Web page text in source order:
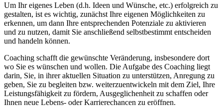
Um Ihr eigenes Leben (d.h. Ideen und Wünsche, etc.) erfolgreich zu
gestalten, ist es wichtig, zunächst Ihre eigenen Möglichkeiten zu
erkennen, um dann Ihre entsprechenden Potenziale zu aktivieren
und zu nutzen, damit Sie anschließend selbstbestimmt entscheiden
und handeln können.
Coaching schafft die gewünschte Veränderung, insbesondere dort
wo Sie es wünschen und wollen. Die Aufgabe des Coaching liegt
darin, Sie, in ihrer aktuellen Situation zu unterstützen, Anregung zu
geben, Sie zu begleiten bzw. weiterzuentwickeln mit dem Ziel, Ihre
Leistungsfähigkeit zu fördern, Ausgeglichenheit zu schaffen oder
Ihnen neue Lebens- oder Karrierechancen zu eröffnen.